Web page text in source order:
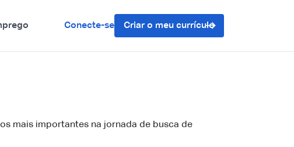
Conecte-se Criar o meu currículo
mais importantes na jornada de busca de